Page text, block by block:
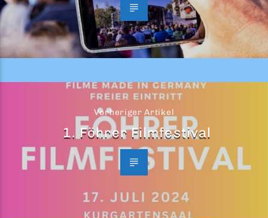
Vorheriger Artikel
1. Föhrer Filmfestival